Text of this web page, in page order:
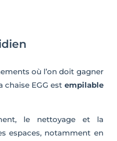
où l’on doit gagner
chaise EGG est empilable
le nettoyage et la
espaces, notamment en